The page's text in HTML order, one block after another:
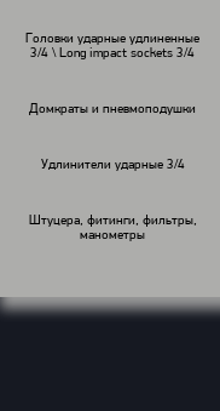
Головки ударные удлиненные
3/4 \ Long impact sockets 3/4
Домкраты и пневмоподушки
Удлинители ударные 3/4
Штуцера, фитинги, фильтры,
манометры